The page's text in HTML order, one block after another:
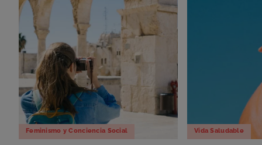
Feminismo y Conciencia Social Vida Saludable